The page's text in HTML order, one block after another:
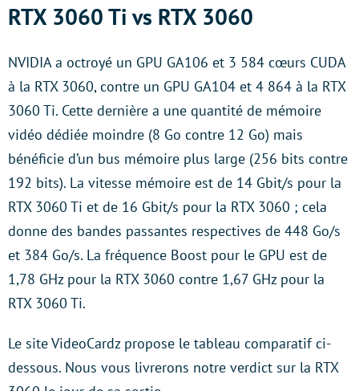
RTX 3060 Ti vs RTX 3060
NVIDIA a octroyé un GPU GA106 et 3 584 cœurs CUDA
à la RTX 3060, contre un GPU GA104 et 4 864 à la RTX
3060 Ti. Cette dernière a une quantité de mémoire
vidéo dédiée moindre (8 Go contre 12 Go) mais
bénéficie d’un bus mémoire plus large (256 bits contre
192 bits). La vitesse mémoire est de 14 Gbit/s pour la
RTX 3060 Ti et de 16 Gbit/s pour la RTX 3060 ; cela
donne des bandes passantes respectives de 448 Go/s
et 384 Go/s. La fréquence Boost pour le GPU est de
1,78 GHz pour la RTX 3060 contre 1,67 GHz pour la
RTX 3060 Ti.
Le site VideoCardz propose le tableau comparatif ci-
dessous. Nous vous livrerons notre verdict sur la RTX